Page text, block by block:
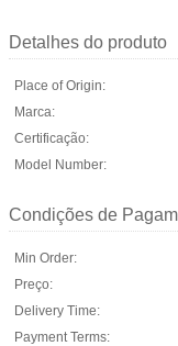
Detalhes do produto
Place of Origin:
Marca:
Certificação:
Model Number:
Condições de
Min Order:
Preço:
Delivery Time:
Payment Terms: